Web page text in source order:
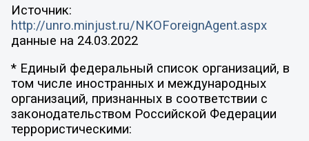
Источник:
http://unro.minjust.ru/NKOForeignAgent.aspx
данные на 24.03.2022
* Единый федеральный список организаций, в
том числе иностранных и международных
организаций, признанных в соответствии с
законодательством Российской Федерации
террористическими: